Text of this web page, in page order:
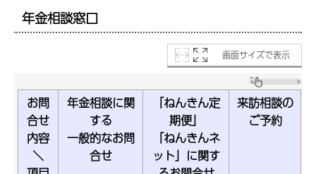
年金相談窓口
画面サイズで表示
お問
合せ
内容
＼
年金相談に関
する
一般的なお問
合せ
「ねんきん定
期便」
「ねんきんネ
ット」に関す
来訪相談の
ご予約